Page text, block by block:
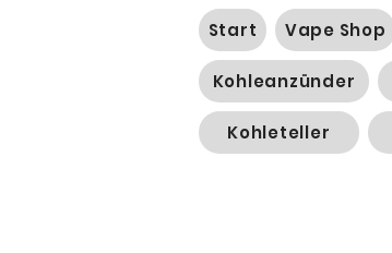
Start Vape Shop
Kohleanzünder
Kohleteller